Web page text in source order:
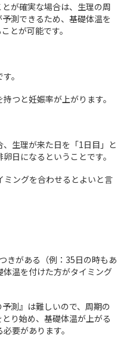
が確実な場合は、生理の周
測できるため、基礎体温を
とが可能です。
。
つと妊娠率が上がります。
生理が来た日を「1日目」と
日になるということです。
ングを合わせるとよいと言
きがある（例：35日の時もあ
温を付けた方がタイミング
測』は難しいので、周期の
り始め、基礎体温が上がる
要があります。